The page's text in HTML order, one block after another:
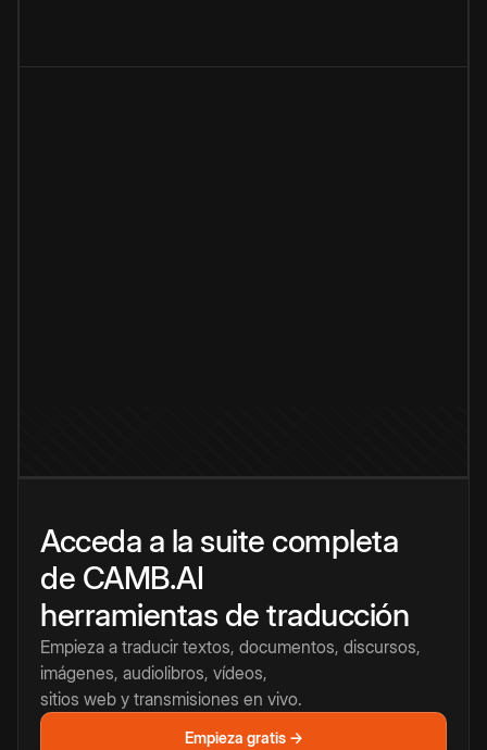
Acceda a la suite completa
de CAMB.AI
herramientas de traducción
Empieza a traducir textos, documentos, discursos,
imágenes, audiolibros, vídeos,
sitios web y transmisiones en vivo.
Empieza gratis →